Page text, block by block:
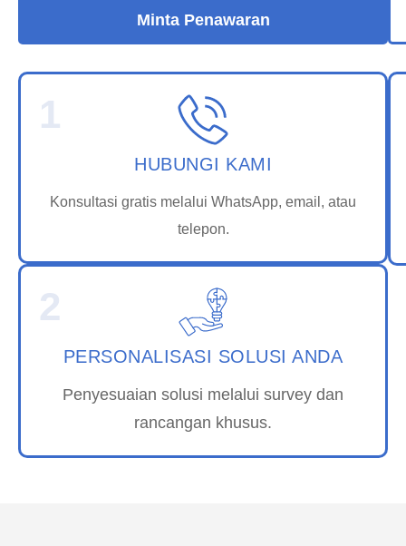
Minta Penawaran
HUBUNGI KAMI
Konsultasi gratis melalui WhatsApp, email, atau
telepon.
1
PERSONALISASI SOLUSI ANDA
Penyesuaian solusi melalui survey dan
rancangan khusus.
2